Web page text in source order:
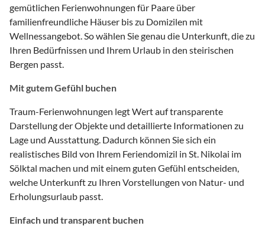
gemütlichen Ferienwohnungen für Paare über
familienfreundliche Häuser bis zu Domizilen mit
Wellnessangebot. So wählen Sie genau die Unterkunft, die zu
Ihren Bedürfnissen und Ihrem Urlaub in den steirischen
Bergen passt.
Mit gutem Gefühl buchen
Traum-Ferienwohnungen legt Wert auf transparente
Darstellung der Objekte und detaillierte Informationen zu
Lage und Ausstattung. Dadurch können Sie sich ein
realistisches Bild von Ihrem Feriendomizil in St. Nikolai im
Sölktal machen und mit einem guten Gefühl entscheiden,
welche Unterkunft zu Ihren Vorstellungen von Natur- und
Erholungsurlaub passt.
Einfach und transparent buchen